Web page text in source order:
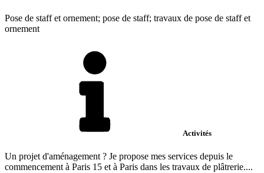
Pose de staff et ornement; pose de staff; travaux de pose de staff et
ornement
Activités
Un projet d'aménagement ? Je propose mes services depuis le
commencement à Paris 15 et à Paris dans les travaux de plâtrerie....